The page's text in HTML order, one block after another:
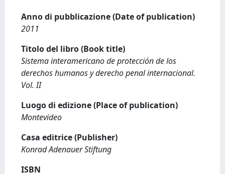
Anno di pubblicazione (Date of publication)
2011
Titolo del libro (Book title)
Sistema interamericano de protección de los
derechos humanos y derecho penal internacional.
Vol. II
Luogo di edizione (Place of publication)
Montevideo
Casa editrice (Publisher)
Konrad Adenauer Stiftung
ISBN